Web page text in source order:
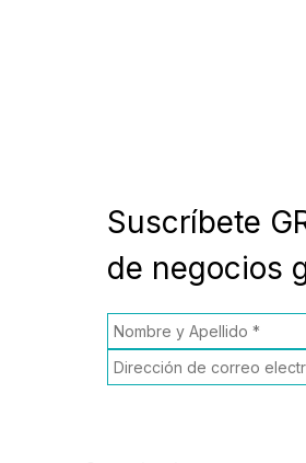
Suscríbete
de negocios